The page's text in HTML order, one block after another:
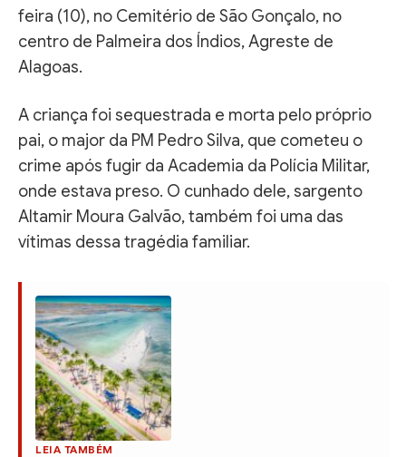
feira (10), no Cemitério de São Gonçalo, no
centro de Palmeira dos Índios, Agreste de
Alagoas.
A criança foi sequestrada e morta pelo próprio
pai, o major da PM Pedro Silva, que cometeu o
crime após fugir da Academia da Polícia Militar,
onde estava preso. O cunhado dele, sargento
Altamir Moura Galvão, também foi uma das
vítimas dessa tragédia familiar.
LEIA TAMBÉM